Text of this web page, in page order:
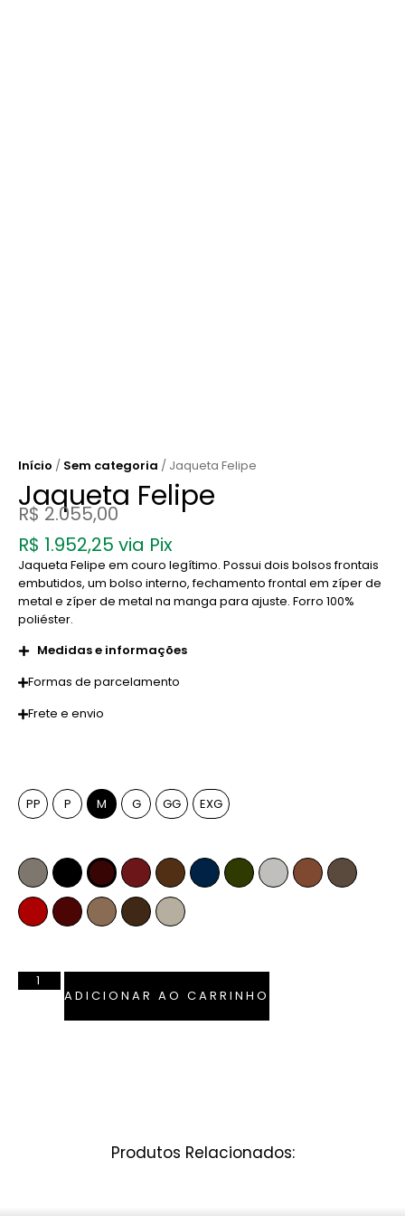
Início / Sem categoria / Jaqueta Felipe
Jaqueta Felipe
R$2.055,00
R$ 1.952,25 via Pix
Jaqueta Felipe em couro legítimo. Possui dois bolsos frontais
embutidos, um bolso interno, fechamento frontal em zíper de
metal e zíper de metal na manga para ajuste. Forro 100%
poliéster.
Medidas e informações
Formas de parcelamento
Frete e envio
PP
P M G GG EXG
Fendi Preto Pinhão MarsalaWhiskeyAzul MarinhoVerde Musgo
Off-WhiteCarameloAnelina
Vermelho Ferrari
Bordô Camel Tabaco Pérola
ADICIONAR AO CARRINHO
Produtos Relacionados: